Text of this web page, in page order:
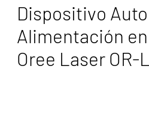
Dispositivo
Alimentación
Oree Laser OR-